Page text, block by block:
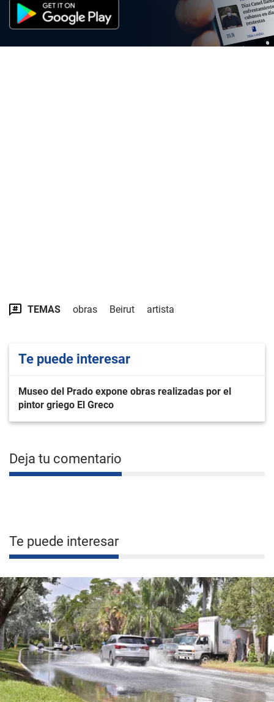
TEMAS obras Beirut artista
Te puede interesar
Museo del Prado expone obras realizadas por el
pintor griego El Greco
Deja tu comentario
Te puede interesar